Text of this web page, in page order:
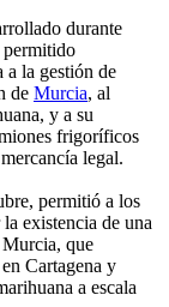
durante
permitido
a la gestión de
de Murcia, al
y a su
frigoríficos
legal.
permitió a los
existencia de una
que
Cartagena y
a escala